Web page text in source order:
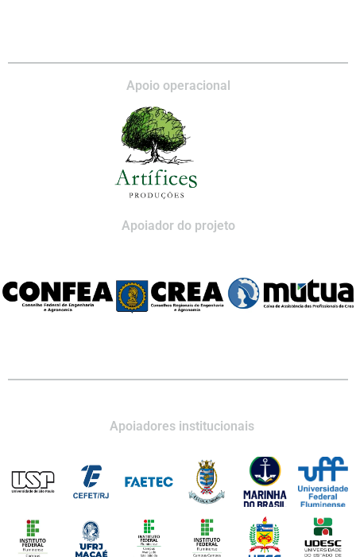
Apoio operacional
Apoiador do projeto
Apoiadores institucionais